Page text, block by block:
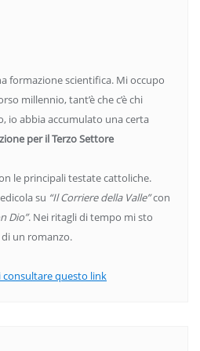
formazione scientifica. Mi occupo
millennio, tant’è che c’è chi
io abbia accumulato una certa
per il Terzo Settore
le principali testate cattoliche.
su “Il Corriere della Valle”con
Dio”. Nei ritagli di tempo mi sto
un romanzo.
questo link